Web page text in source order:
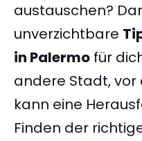
austauschen?
unverzichtbare
in Palermo für
andere Stadt, vor
kann eine
Finden der